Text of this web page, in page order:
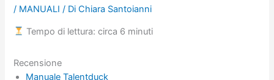
/ MANUALI / DiChiara Santoianni
Tempo di lettura: circa 6 minuti
Recensione
Manuale Talentduck